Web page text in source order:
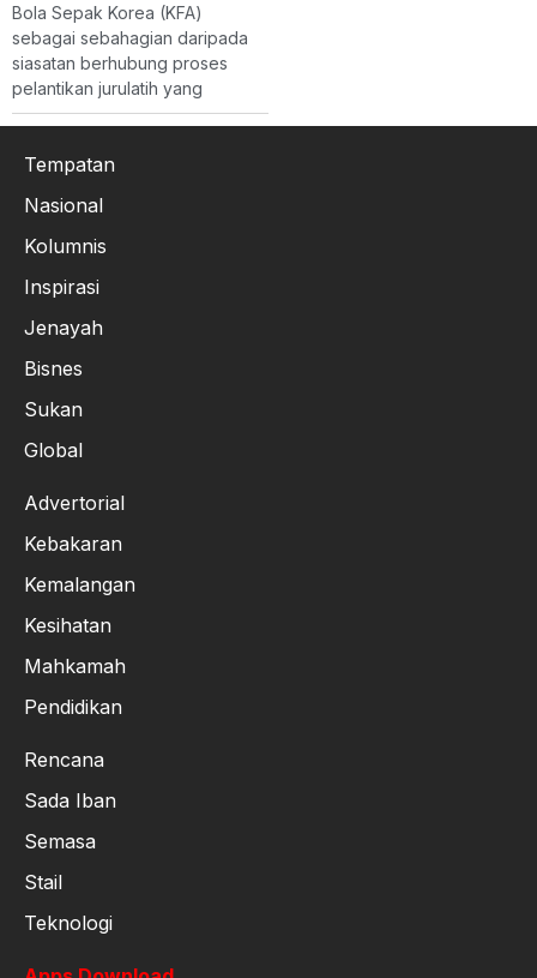
Bola Sepak Korea (KFA)
sebagai sebahagian daripada
siasatan berhubung proses
pelantikan jurulatih yang
Tempatan
Nasional
Kolumnis
Inspirasi
Jenayah
Bisnes
Sukan
Global
Advertorial
Kebakaran
Kemalangan
Kesihatan
Mahkamah
Pendidikan
Rencana
Sada Iban
Semasa
Stail
Teknologi